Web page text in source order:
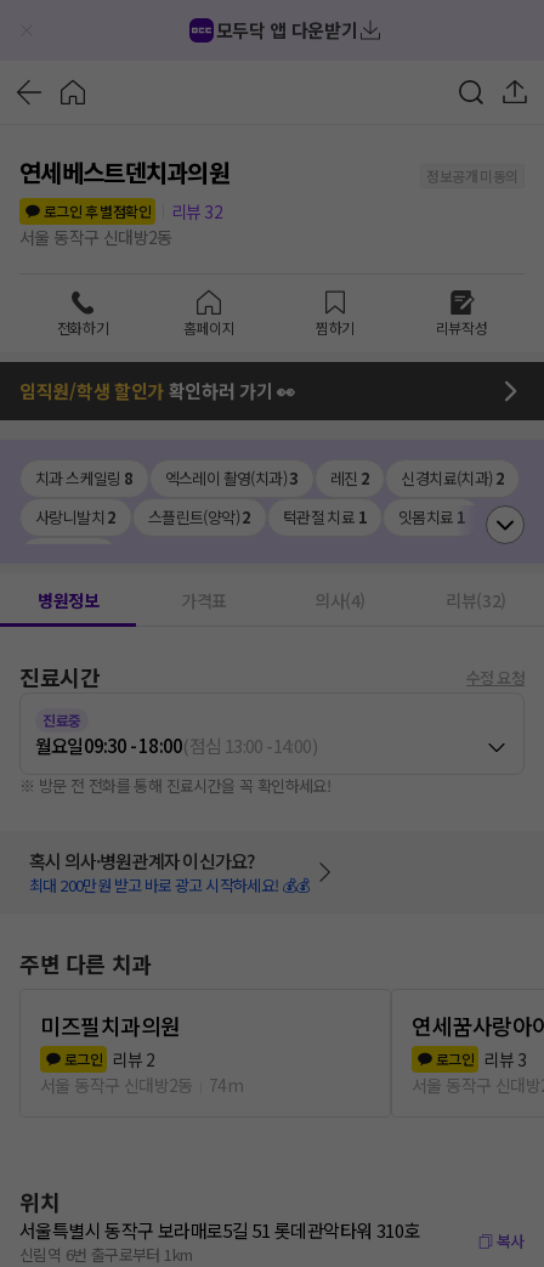
모두닥 앱 다운받기
연세베스트덴치과의원
정보공개 미동의
로그인 후 별점확인
리뷰 32
서울 동작구 신대방2동
전화하기 홈페이지 찜하기 리뷰작성
임직원/학생 할인가확인하러 가기 👀
치과 스케일링 8 엑스레이 촬영(치과)3 레진 2 신경치료(치과) 2
사랑니발치 2 스플린트(양악)2 턱관절 치료 1 잇몸치료 1
병원정보 가격표 의사(4) 리뷰(32)
진료시간 수정 요청
진료중
월요일09:30 - 18:00(점심 13:00-14:00)
※ 방문 전 전화를 통해 진료시간을 꼭 확인하세요!
혹시 의사·병원관계자 이신가요?
최대 200만원 받고 바로 광고 시작하세요! 💰💰
주변 다른 치과
미즈필치과의원
로그인 리뷰 2
서울 동작구 신대방2동
74m
연세꿈사랑아
로그인 리뷰 3
서울 동작구 신대
위치
서울특별시 동작구 보라매로5길 51 롯데관악타워 310호
신림역 6번 출구로부터 1km
복사